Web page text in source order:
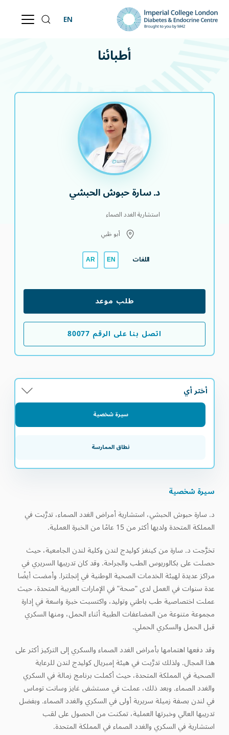
EN
أطبائنا
د. سارة حبوش الحبشي
استشارية الغدد الصماء
أبو ظبي
اللغات EN
AR
طلب موعد
اتصل بنا على الرقم 80077
أختر أي
سيرة شخصية
نطاق الممارسة
سيرة شخصية
د. سارة حبوش الحبشي، استشارية أمراض الغدد الصماء، تدرَّبت في
المملكة المتحدة ولديها أكثر من 15 عامًا من الخبرة العملية.
تخرَّجت د. سارة من كينغز كوليدج لندن وكلية لندن الجامعية، حيث
حصلت على بكالوريوس الطب والجراحة. وقد كان تدريبها السريري في
مراكز عديدة لهيئة الخدمات الصحية الوطنية في إنجلترا. وأمضت أيضًا
عدة سنوات في العمل لدى "صحة" في الإمارات العربية المتحدة، حيث
عملت اختصاصية طب باطني وتوليد، واكتسبت خبرة واسعة في إدارة
مجموعة متنوعة من المضاعفات الطبية أثناء الحمل، ومنها السكري
قبل الحمل والسكري الحملي.
وقد دفعها اهتمامها بأمراض الغدد الصماء والسكري إلى التركيز أكثر على
هذا المجال. ولذلك تدرَّبت في هيئة إمبريال كوليدج لندن للرعاية
الصحية في المملكة المتحدة، حيث أكملت برنامج زمالة في السكري
والغدد الصماء. وبعد ذلك، عملت في مستشفى غايز وسانت توماس
في لندن بصفة زميلة سريرية أولى في السكري والغدد الصماء. وبفضل
تدريبها العالي وخبرتها العملية، تمكنت من الحصول على لقب
استشارية في السكري والغدد الصماء في المملكة المتحدة.